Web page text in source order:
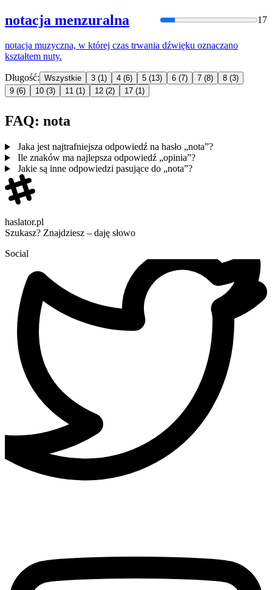
notacja menzuralna 17
notacja muzyczna, w której czas trwania dźwięku oznaczano
kształtem nuty.
Długość: Wszystkie 3 (1) 4 (6) 5 (13) 6 (7) 7 (8) 8 (3)
9 (6) 10 (3) 11 (1) 12 (2) 17 (1)
FAQ: nota
Jaka jest najtrafniejsza odpowiedź na hasło „nota”?
Ile znaków ma najlepsza odpowiedź „opinia”?
Jakie są inne odpowiedzi pasujące do „nota”?
haslator.pl
Szukasz? Znajdziesz – daję słowo
Social